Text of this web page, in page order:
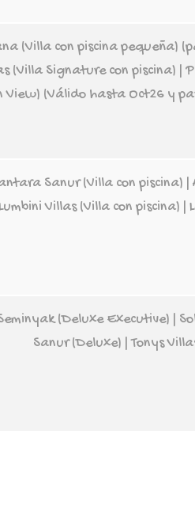
(Villa con piscina pequeña)
(Villa Signature con piscina) |
View) (Válido hasta Oct26 y
Sanur (Villa con piscina) |
Villas (Villa con piscina) |
(Deluxe Executive) |
Sanur (Deluxe) | Tonys